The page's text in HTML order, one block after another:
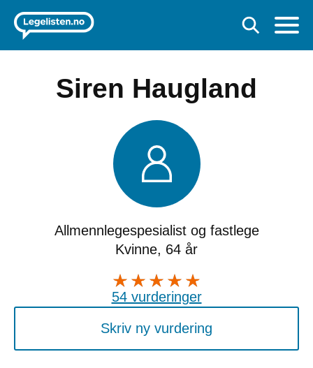
Siren Haugland
Allmennlegespesialist og fastlege
Kvinne, 64 år
54 vurderinger
Skriv ny vurdering